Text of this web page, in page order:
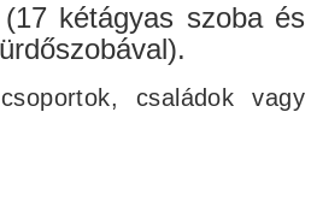
kétágyas szoba és
családok vagy